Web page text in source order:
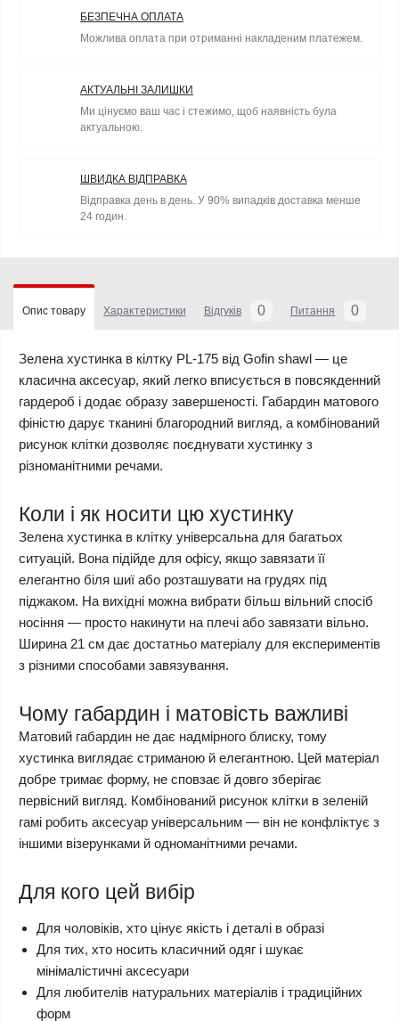
БЕЗПЕЧНА ОПЛАТА
Можлива оплата при отриманні накладеним платежем.
АКТУАЛЬНІ ЗАЛИШКИ
Ми цінуємо ваш час і стежимо, щоб наявність була
актуальною.
ШВИДКА ВІДПРАВКА
Відправка день в день. У 90% випадків доставка менше
24 годин.
Опис товару Характеристики Відгуків 0 Питання 0
Зелена хустинка в кілтку PL-175 від Gofin shawl — це
класична аксесуар, який легко вписується в повсякденний
гардероб і додає образу завершеності. Габардин матового
фіністю дарує тканині благородний вигляд, а комбінований
рисунок клітки дозволяє поєднувати хустинку з
різноманітними речами.
Коли і як носити цю хустинку
Зелена хустинка в клітку універсальна для багатьох
ситуацій. Вона підійде для офісу, якщо завязати її
елегантно біля шиї або розташувати на грудях під
піджаком. На вихідні можна вибрати більш вільний спосіб
носіння — просто накинути на плечі або завязати вільно.
Ширина 21 см дає достатньо матеріалу для експериментів
з різними способами завязування.
Чому габардин і матовість важливі
Матовий габардин не дає надмірного блиску, тому
хустинка виглядає стриманою й елегантною. Цей матеріал
добре тримає форму, не сповзає й довго зберігає
первісний вигляд. Комбінований рисунок клітки в зеленій
гамі робить аксесуар універсальним — він не конфліктує з
іншими візерунками й одноманітними речами.
Для кого цей вибір
Для чоловіків, хто цінує якість і деталі в образі
Для тих, хто носить класичний одяг і шукає
мінімалістичні аксесуари
Для любителів натуральних матеріалів і традиційних
форм